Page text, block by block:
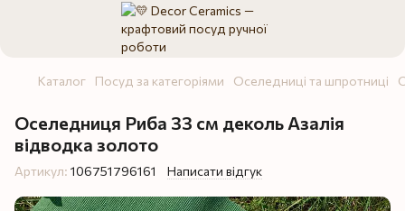
Каталог Посуд за категоріями Оселедниці та шпротниці
Оселедниця Риба 33 см деколь Азалія
відводка золото
Артикул: 106751796161 Написати відгук